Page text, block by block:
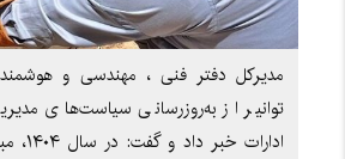
مدیرکل دفتر فنی ، مهندسی و
توانیر از به‌روزرسانی سیاست‌های
ادارات